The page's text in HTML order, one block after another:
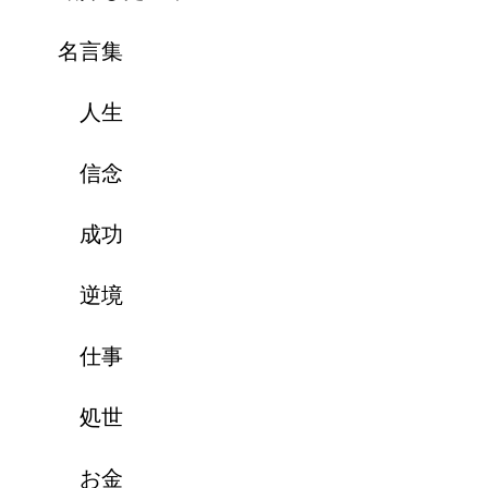
名言集
人生
信念
成功
逆境
仕事
処世
お金